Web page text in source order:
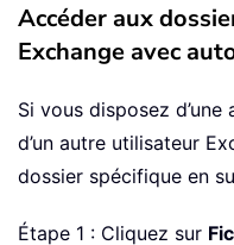
Accéder aux
Exchange avec
Si vous disposez
d’un autre utilisateur
dossier spécifique en
Étape 1 : Cliquez sur